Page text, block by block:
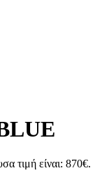
τιμή είναι: 870€.